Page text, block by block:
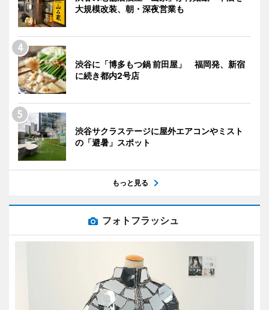
大規模改装、朝・深夜営業も
渋谷に「博多もつ鍋 前田屋」 福岡発、新宿
に続き都内2号店
渋谷サクラステージに屋外エアコンやミスト
の「避暑」スポット
もっと見る
フォトフラッシュ